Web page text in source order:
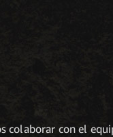
colaborar con el